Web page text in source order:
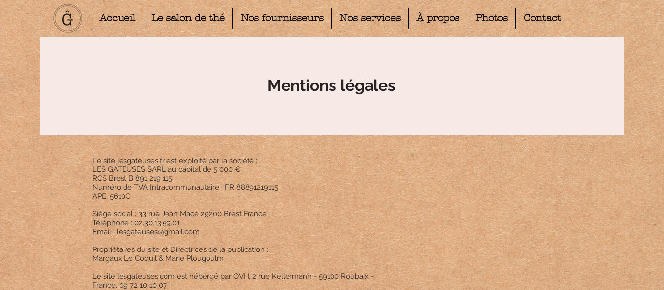
Accueil Le salon de thé Nos fournisseurs Nos services À propos Photos Contact
Mentions légales
Le site lesgateuses.fr est exploité par la société :
LES GATEUSES SARL au capital de 5 000 €
RCS Brest B 891 219 115
Numéro de TVA Intracommunautaire : FR 88891219115
APE: 5610C
Siège social : 33 rue Jean Macé 29200 Brest France
Téléphone : 02.30.13.59.01
Email : lesgateuses@gmail.com
Propriétaires du site et Directrices de la publication :
Margaux Le Coquil & Marie Plougoulm
Le site lesgateuses.com est hébergé par OVH, 2 rue Kellermann - 59100 Roubaix -
France. 09 72 10 10 07